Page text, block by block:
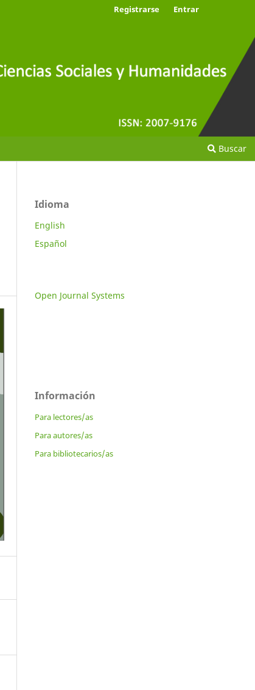
Buscar
Registrarse Entrar
Idioma
English
Español
Open Journal Systems
Información
Para lectores/as
Para autores/as
Para bibliotecarios/as